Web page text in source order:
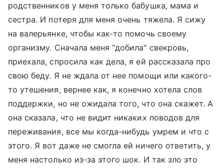
родственников у меня только бабушка, мама и
сестра. И потеря для меня очень тяжела. Я сижу
на валерьянке, чтобы как-то помочь своему
организму. Сначала меня "добила" свекровь,
приехала, спросила как дела, я ей рассказала про
свою беду. Я не ждала от нее помощи или какого-
то утешения, вернее как, я конечно хотела слов
поддержки, но не ожидала того, что она скажет. А
она сказала, что не видит никаких поводов для
переживания, все мы когда-нибудь умрем и что с
этого. Я вот даже не смогла ей ничего ответить, у
меня настолько из-за этого шок. И так зло это